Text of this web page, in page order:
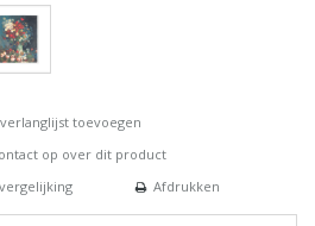
toevoegen
op over dit product
Afdrukken